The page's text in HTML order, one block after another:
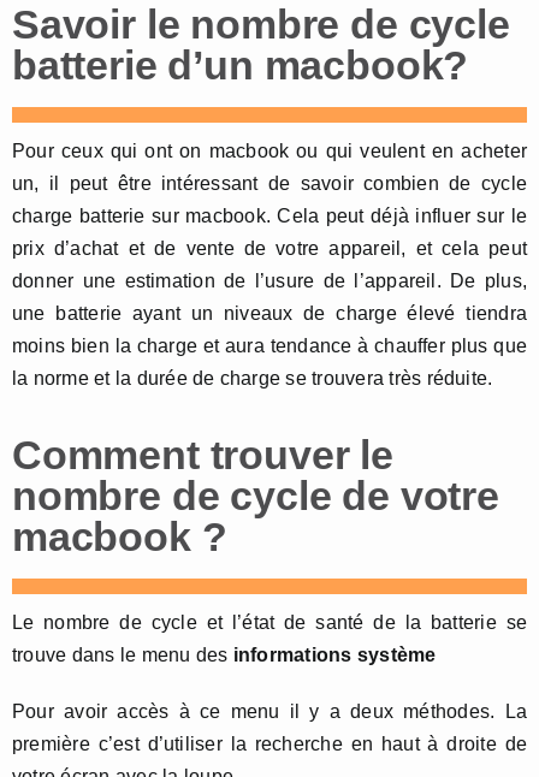
Savoir le nombre de cycle
batterie d’un macbook?
Pour ceux qui ont on macbook ou qui veulent en acheter
un, il peut être intéressant de savoir combien de cycle
charge batterie sur macbook. Cela peut déjà influer sur le
prix d’achat et de vente de votre appareil, et cela peut
donner une estimation de l’usure de l’appareil. De plus,
une batterie ayant un niveaux de charge élevé tiendra
moins bien la charge et aura tendance à chauffer plus que
la norme et la durée de charge se trouvera très réduite.
Comment trouver le
nombre de cycle de votre
macbook ?
Le nombre de cycle et l’état de santé de la batterie se
trouve dans le menu des informations système
Pour avoir accès à ce menu il y a deux méthodes. La
première c’est d’utiliser la recherche en haut à droite de